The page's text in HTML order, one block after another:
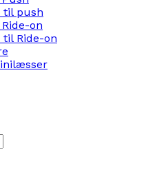
til push
on
Ride-on